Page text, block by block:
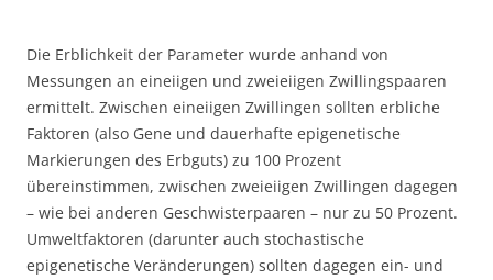
Die Erblichkeit der Parameter wurde anhand von
Messungen an eineiigen und zweieiigen Zwillingspaaren
ermittelt. Zwischen eineiigen Zwillingen sollten erbliche
Faktoren (also Gene und dauerhafte epigenetische
Markierungen des Erbguts) zu 100 Prozent
übereinstimmen, zwischen zweieiigen Zwillingen dagegen
– wie bei anderen Geschwisterpaaren – nur zu 50 Prozent.
Umweltfaktoren (darunter auch stochastische
epigenetische Veränderungen) sollten dagegen ein- und